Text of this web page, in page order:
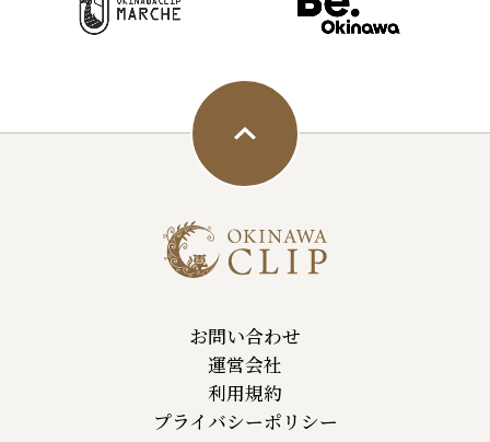
お問い合わせ
運営会社
利用規約
プライバシーポリシー